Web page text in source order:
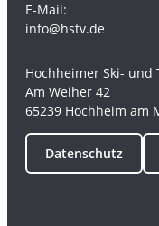
E-Mail:
info@hstv.de
Hochheimer Ski- und
Am Weiher 42
65239 Hochheim am
Datenschutz